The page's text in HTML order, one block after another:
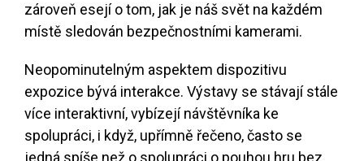
zároveň esejí o tom, jak je náš svět na každém
místě sledován bezpečnostními kamerami.
Neopominutelným aspektem dispozitivu
expozice bývá interakce. Výstavy se stávají stále
více interaktivní, vybízejí návštěvníka ke
spolupráci, i když, upřímně řečeno, často se